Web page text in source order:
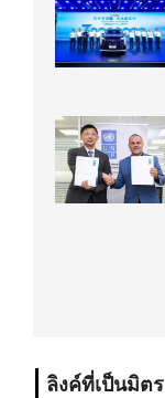
ลิงค์ที่เป็นมิตร